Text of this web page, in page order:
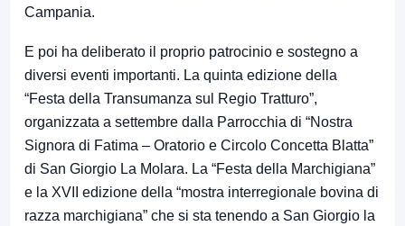
Campania.
E poi ha deliberato il proprio patrocinio e sostegno a
diversi eventi importanti. La quinta edizione della
“Festa della Transumanza sul Regio Tratturo”,
organizzata a settembre dalla Parrocchia di “Nostra
Signora di Fatima – Oratorio e Circolo Concetta Blatta”
di San Giorgio La Molara. La “Festa della Marchigiana”
e la XVII edizione della “mostra interregionale bovina di
razza marchigiana” che si sta tenendo a San Giorgio la